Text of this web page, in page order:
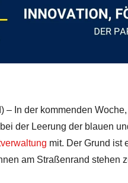
– In der kommenden
der Leerung der blauen
mit. Der Grund ist
am Straßenrand stehen